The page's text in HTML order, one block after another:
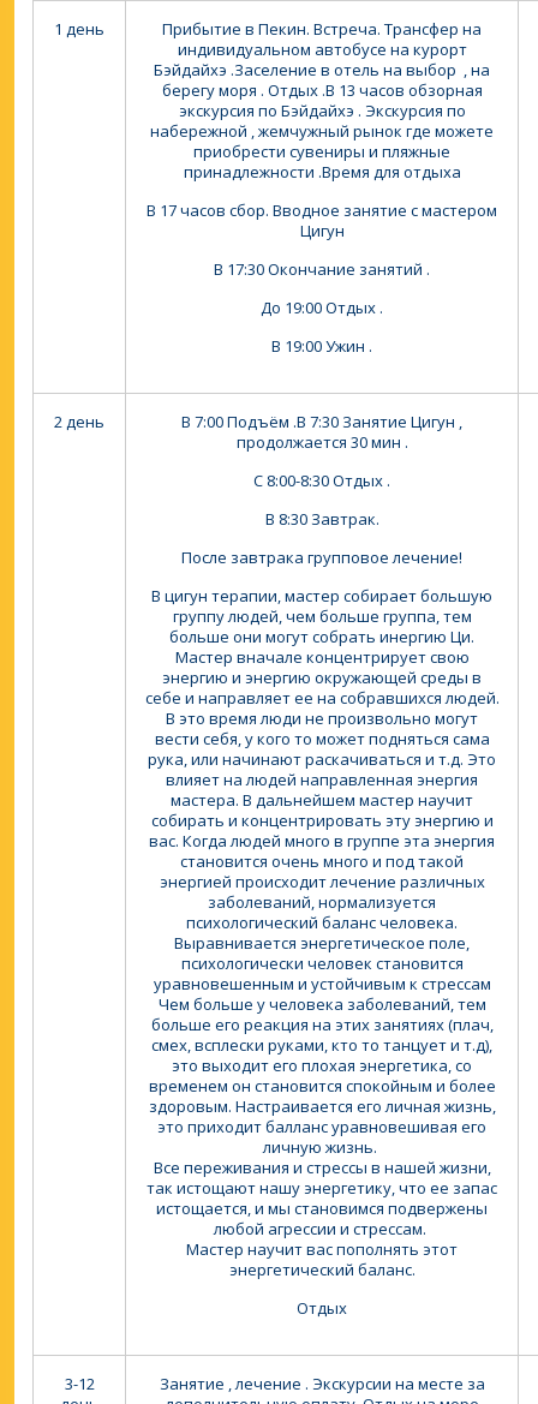
1 день
Прибытие в Пекин. Встреча. Трансфер на
индивидуальном автобусе на курорт
Бэйдайхэ .Заселение в отель на выбор , на
берегу моря . Отдых .В 13 часов обзорная
экскурсия по Бэйдайхэ . Экскурсия по
набережной , жемчужный рынок где можете
приобрести сувениры и пляжные
принадлежности .Время для отдыха
В 17 часов сбор. Вводное занятие с мастером
Цигун
В 17:30 Окончание занятий .
До 19:00 Отдых .
В 19:00 Ужин .
2 день
В 7:00 Подъём .В 7:30 Занятие Цигун ,
продолжается 30 мин .
С 8:00-8:30 Отдых .
В 8:30 Завтрак.
После завтрака групповое лечение!
В цигун терапии, мастер собирает большую
группу людей, чем больше группа, тем
больше они могут собрать инергию Ци.
Мастер вначале концентрирует свою
энергию и энергию окружающей среды в
себе и направляет ее на собравшихся людей.
В это время люди не произвольно могут
вести себя, у кого то может подняться сама
рука, или начинают раскачиваться и т.д. Это
влияет на людей направленная энергия
мастера. В дальнейшем мастер научит
собирать и концентрировать эту энергию и
вас. Когда людей много в группе эта энергия
становится очень много и под такой
энергией происходит лечение различных
заболеваний, нормализуется
психологический баланс человека.
Выравнивается энергетическое поле,
психологически человек становится
уравновешенным и устойчивым к стрессам
Чем больше у человека заболеваний, тем
больше его реакция на этих занятиях (плач,
смех, всплески руками, кто то танцует и т.д),
это выходит его плохая энергетика, со
временем он становится спокойным и более
здоровым. Настраивается его личная жизнь,
это приходит балланс уравновешивая его
личную жизнь.
Все переживания и стрессы в нашей жизни,
так истощают нашу энергетику, что ее запас
истощается, и мы становимся подвержены
любой агрессии и стрессам.
Мастер научит вас пополнять этот
энергетический баланс.
Отдых
3-12
Занятие , лечение . Экскурсии на месте за